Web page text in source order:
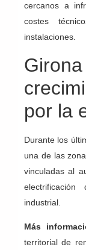
cercanos a
costes
instalaciones.
por la
Durante los
una de las
vinculadas al
industrial.
Más
territorial de